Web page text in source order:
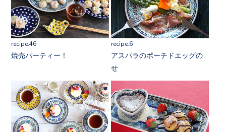
recipe.46
焼売パーティー！
recipe.6
アスパラのポーチドエッグの
せ